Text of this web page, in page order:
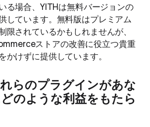
る場合、YITHは無料バージョンの
しています。無料版はプレミアム
限されているかもしれませんが、
ストアの改善に役立つ貴重
かけずに提供しています。
らのプラグインがあな
のような利益をもたら